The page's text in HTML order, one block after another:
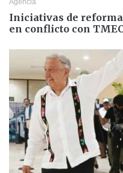
Iniciativas de
en conflicto con